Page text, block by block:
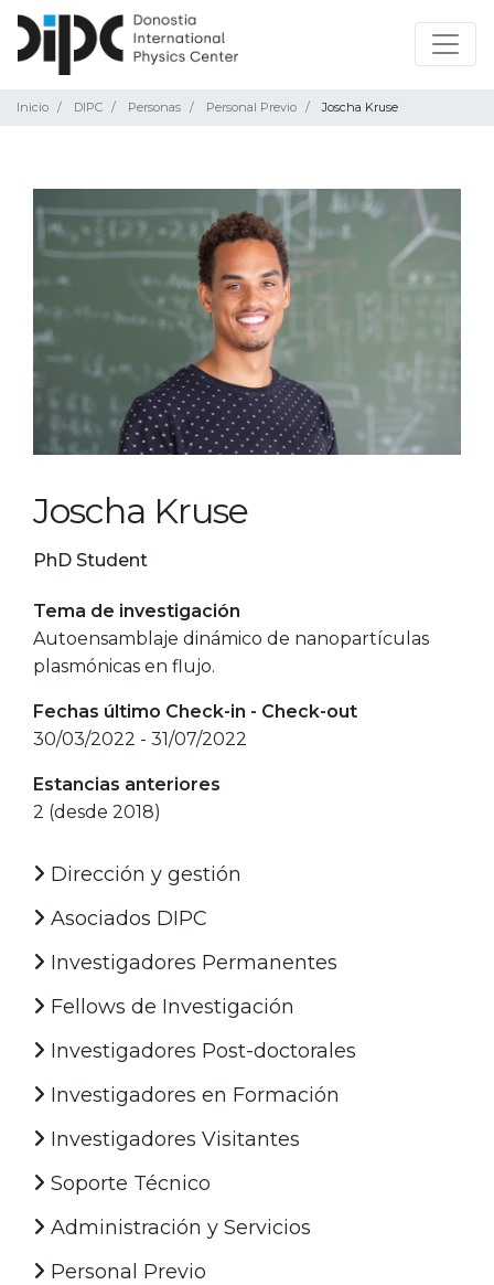
Inicio DIPC Personas Personal Previo Joscha Kruse
Joscha Kruse
PhD Student
Tema de investigación
Autoensamblaje dinámico de nanopartículas
plasmónicas en flujo.
Fechas último Check-in - Check-out
30/03/2022 - 31/07/2022
Estancias anteriores
2 (desde 2018)
Dirección y gestión
Asociados DIPC
Investigadores Permanentes
Fellows de Investigación
Investigadores Post-doctorales
Investigadores en Formación
Investigadores Visitantes
Soporte Técnico
Administración y Servicios
Personal Previo